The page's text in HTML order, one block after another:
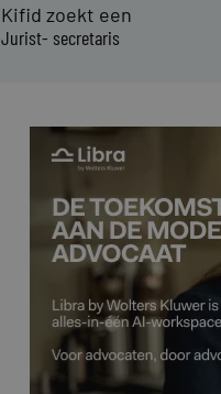
Kifid zoekt een
Jurist- secretaris